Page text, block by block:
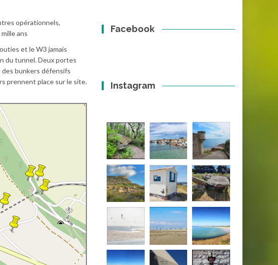
opérationnels,
ans
et le W3 jamais
du tunnel. Deux portes
des bunkers défensifs
prennent place sur le site.
Facebook
Instagram